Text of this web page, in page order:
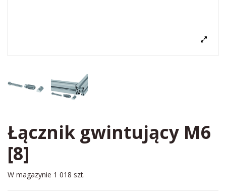
Łącznik gwintujący M6
[8]
W magazynie 1 018 szt.